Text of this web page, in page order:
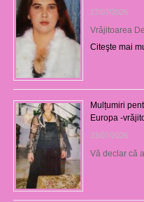
27/07/2026
Vrăjitoarea
Citeşte mai
Mulțumiri
Europa -
23/07/2026
Vă declar că